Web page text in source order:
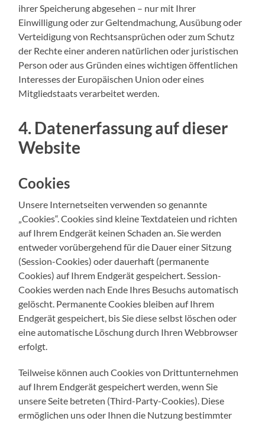
ihrer Speicherung abgesehen – nur mit Ihrer
Einwilligung oder zur Geltendmachung, Ausübung oder
Verteidigung von Rechtsansprüchen oder zum Schutz
der Rechte einer anderen natürlichen oder juristischen
Person oder aus Gründen eines wichtigen öffentlichen
Interesses der Europäischen Union oder eines
Mitgliedstaats verarbeitet werden.
4. Datenerfassung auf dieser
Website
Cookies
Unsere Internetseiten verwenden so genannte
„Cookies“. Cookies sind kleine Textdateien und richten
auf Ihrem Endgerät keinen Schaden an. Sie werden
entweder vorübergehend für die Dauer einer Sitzung
(Session-Cookies) oder dauerhaft (permanente
Cookies) auf Ihrem Endgerät gespeichert. Session-
Cookies werden nach Ende Ihres Besuchs automatisch
gelöscht. Permanente Cookies bleiben auf Ihrem
Endgerät gespeichert, bis Sie diese selbst löschen oder
eine automatische Löschung durch Ihren Webbrowser
erfolgt.
Teilweise können auch Cookies von Drittunternehmen
auf Ihrem Endgerät gespeichert werden, wenn Sie
unsere Seite betreten (Third-Party-Cookies). Diese
ermöglichen uns oder Ihnen die Nutzung bestimmter